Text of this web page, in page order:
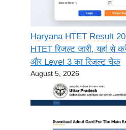
Haryana HTET Result
HTET रिजल्ट जारी, यहां से
और Level 3 का रिजल्ट चेक
August 5, 2026